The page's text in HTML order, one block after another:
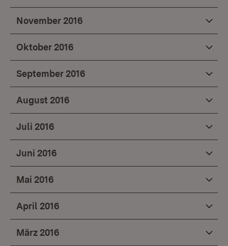
November 2016
Oktober 2016
September 2016
August 2016
Juli 2016
Juni 2016
Mai 2016
April 2016
März 2016